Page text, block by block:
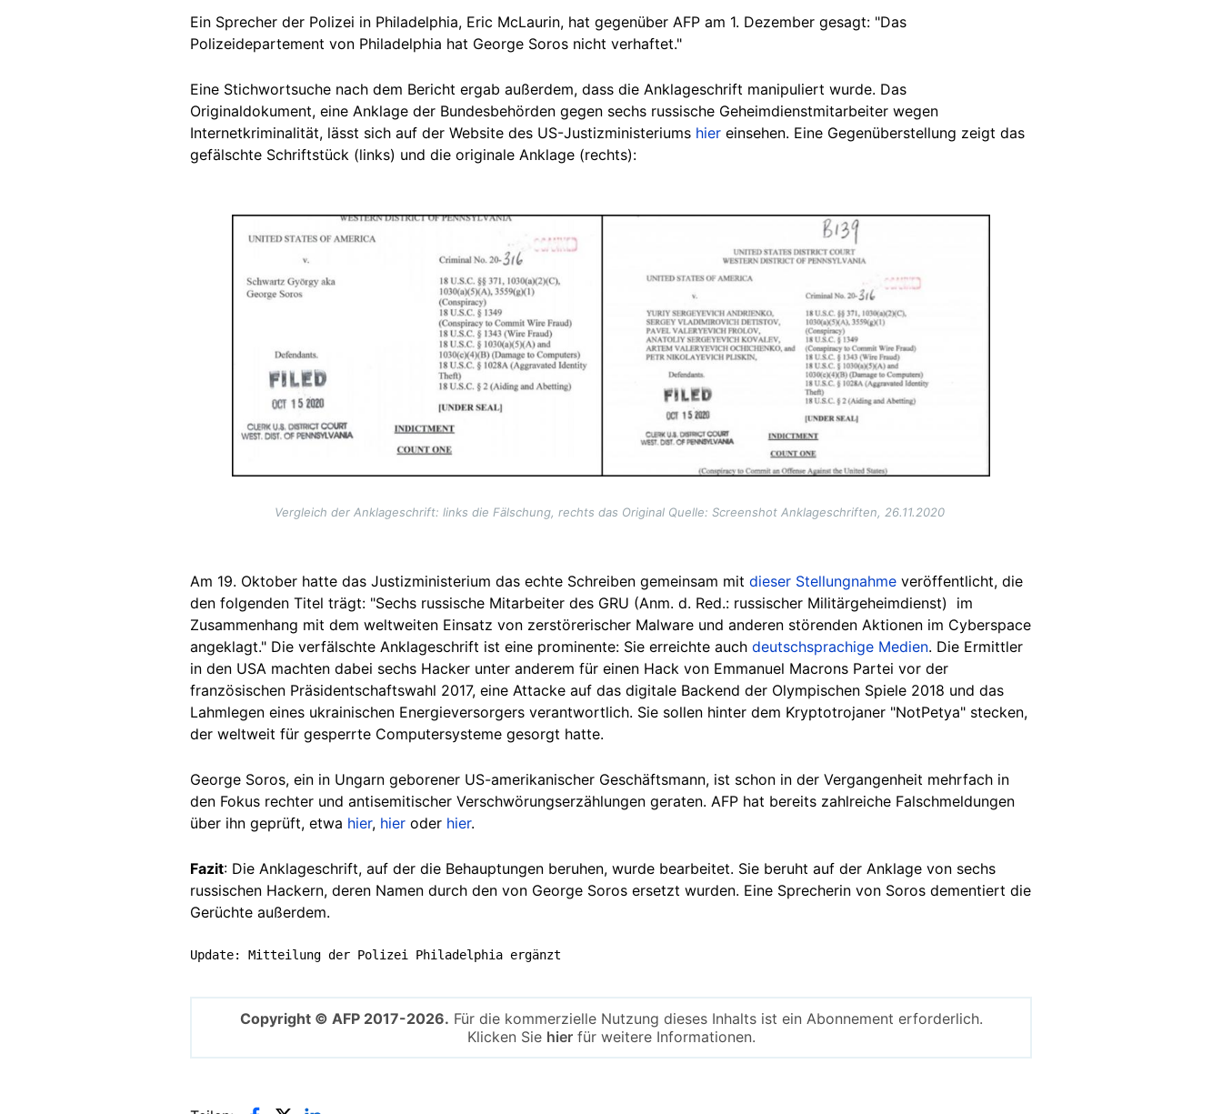
Ein Sprecher der Polizei in Philadelphia, Eric McLaurin, hat gegenüber AFP am 1. Dezember gesagt: "Das
Polizeidepartement von Philadelphia hat George Soros nicht verhaftet."
Eine Stichwortsuche nach dem Bericht ergab außerdem, dass die Anklageschrift manipuliert wurde. Das
Originaldokument, eine Anklage der Bundesbehörden gegen sechs russische Geheimdienstmitarbeiter wegen
Internetkriminalität, lässt sich auf der Website des US-Justizministeriums hier einsehen. Eine Gegenüberstellung zeigt das
gefälschte Schriftstück (links) und die originale Anklage (rechts):
Vergleich der Anklageschrift: links die Fälschung, rechts das Original Quelle: Screenshot Anklageschriften, 26.11.2020
Am 19. Oktober hatte das Justizministerium das echte Schreiben gemeinsam mit dieser Stellungnahme veröffentlicht, die
den folgenden Titel trägt: "Sechs russische Mitarbeiter des GRU (Anm. d. Red.: russischer Militärgeheimdienst) im
Zusammenhang mit dem weltweiten Einsatz von zerstörerischer Malware und anderen störenden Aktionen im Cyberspace
angeklagt." Die verfälschte Anklageschrift ist eine prominente: Sie erreichte auch deutschsprachige Medien. Die Ermittler
in den USA machten dabei sechs Hacker unter anderem für einen Hack von Emmanuel Macrons Partei vor der
französischen Präsidentschaftswahl 2017, eine Attacke auf das digitale Backend der Olympischen Spiele 2018 und das
Lahmlegen eines ukrainischen Energieversorgers verantwortlich. Sie sollen hinter dem Kryptotrojaner "NotPetya" stecken,
der weltweit für gesperrte Computersysteme gesorgt hatte.
George Soros, ein in Ungarn geborener US-amerikanischer Geschäftsmann, ist schon in der Vergangenheit mehrfach in
den Fokus rechter und antisemitischer Verschwörungserzählungen geraten. AFP hat bereits zahlreiche Falschmeldungen
über ihn geprüft, etwa hier, hier oder hier.
Fazit: Die Anklageschrift, auf der die Behauptungen beruhen, wurde bearbeitet. Sie beruht auf der Anklage von sechs
russischen Hackern, deren Namen durch den von George Soros ersetzt wurden. Eine Sprecherin von Soros dementiert die
Gerüchte außerdem.
Update: Mitteilung der Polizei Philadelphia ergänzt
Copyright © AFP 2017-2026. Für die kommerzielle Nutzung dieses Inhalts ist ein Abonnement erforderlich.
Klicken Sie hierfür weitere Informationen.